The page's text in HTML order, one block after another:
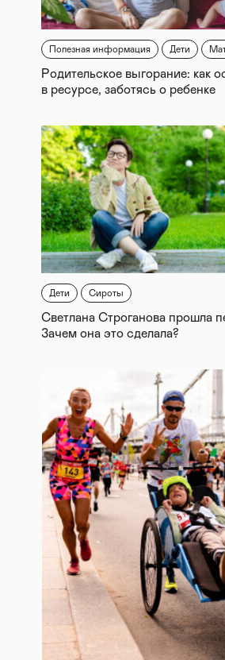
Полезная информация Дети
Родительское выгорание: как
в ресурсе, заботясь о ребенке
Дети Сироты
Светлана Строганова прошла
Зачем она это сделала?